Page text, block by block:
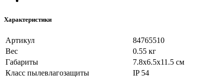
Характеристики
Артикул
84765510
Вес
0.55 кг
Габариты
7.8x6.5x11.5 см
Класс пылевлагозащиты
IP 54